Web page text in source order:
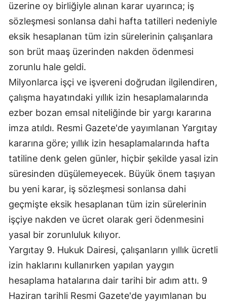
Hakkari
Hatay
Isparta
Mersin
İstanbul
İzmir
Kars
Kastamonu
Kırklareli
Kırşehir
Konya
Kütahya
üzerine oy birliğiyle alınan karar uyarınca; iş
sözleşmesi sonlansa dahi hafta tatilleri nedeniyle
eksik hesaplanan tüm izin sürelerinin çalışanlara
son brüt maaş üzerinden nakden ödenmesi
zorunlu hale geldi.
Milyonlarca işçi ve işvereni doğrudan ilgilendiren,
çalışma hayatındaki yıllık izin hesaplamalarında
ezber bozan emsal niteliğinde bir yargı kararına
imza atıldı. Resmi Gazete'de yayımlanan Yargıtay
kararına göre; yıllık izin hesaplamalarında hafta
tatiline denk gelen günler, hiçbir şekilde yasal izin
süresinden düşülemeyecek. Büyük önem taşıyan
bu yeni karar, iş sözleşmesi sonlansa dahi
geçmişte eksik hesaplanan tüm izin sürelerinin
işçiye nakden ve ücret olarak geri ödenmesini
yasal bir zorunluluk kılıyor.
Yargıtay 9. Hukuk Dairesi, çalışanların yıllık ücretli
izin haklarını kullanırken yapılan yaygın
hesaplama hatalarına dair tarihi bir adım attı. 9
Haziran tarihli Resmi Gazete'de yayımlanan bu